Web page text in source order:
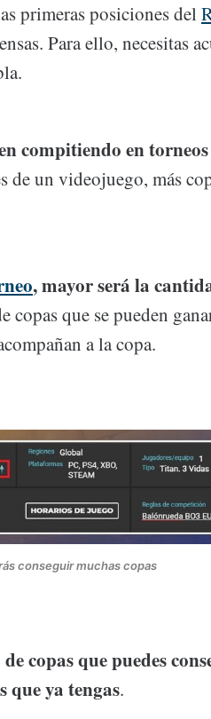
primeras posiciones del
Para ello, necesitas
compitiendo en torneos
de un videojuego, más
, mayor será la
copas que se pueden
a la copa.
conseguir muchas copas
copas que puedes
que ya tengas.